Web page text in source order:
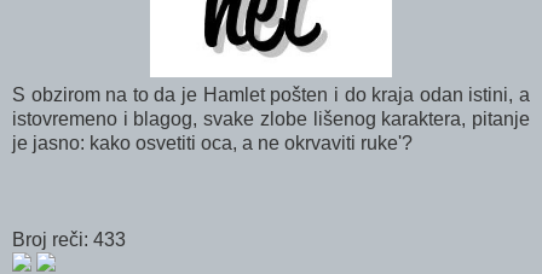
S obzirom na to da je Hamlet pošten i do kraja odan istini, a
istovremeno i blagog, svake zlobe lišenog karaktera, pitanje
je jasno: kako osvetiti oca, a ne okrvaviti ruke'?
Broj reči: 433